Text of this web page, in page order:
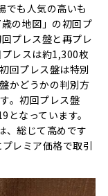
でも人気の高いも
の地図」の初回プ
プレス盤と再プレ
レスは約1,300枚
回プレス盤は特別
かどうかの判別方
。初回プレス盤
なっています。
、総じて高めです
レミア価格で取引